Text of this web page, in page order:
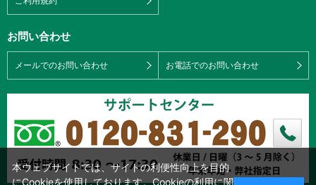
お問い合わせ
メールでのお問い合わせ お電話でのお問い合わせ
本ウェブサイトでは、サイトの利便性向上を目的
にCookieを使用しております。Cookieの利用に関